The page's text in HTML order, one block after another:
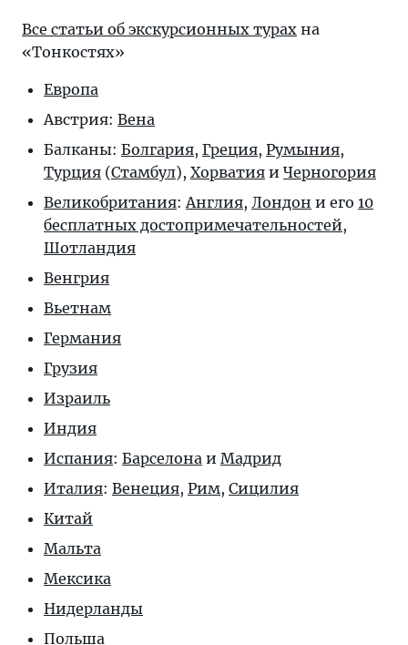
Все статьи об экскурсионных турах на
«Тонкостях»
Европа
Австрия: Вена
Балканы: Болгария, Греция, Румыния,
Турция (Стамбул), Хорватия и Черногория
Великобритания: Англия, Лондон и его 10
бесплатных достопримечательностей,
Шотландия
Венгрия
Вьетнам
Германия
Грузия
Израиль
Индия
Испания: Барселона и Мадрид
Италия: Венеция, Рим, Сицилия
Китай
Мальта
Мексика
Нидерланды
Польша